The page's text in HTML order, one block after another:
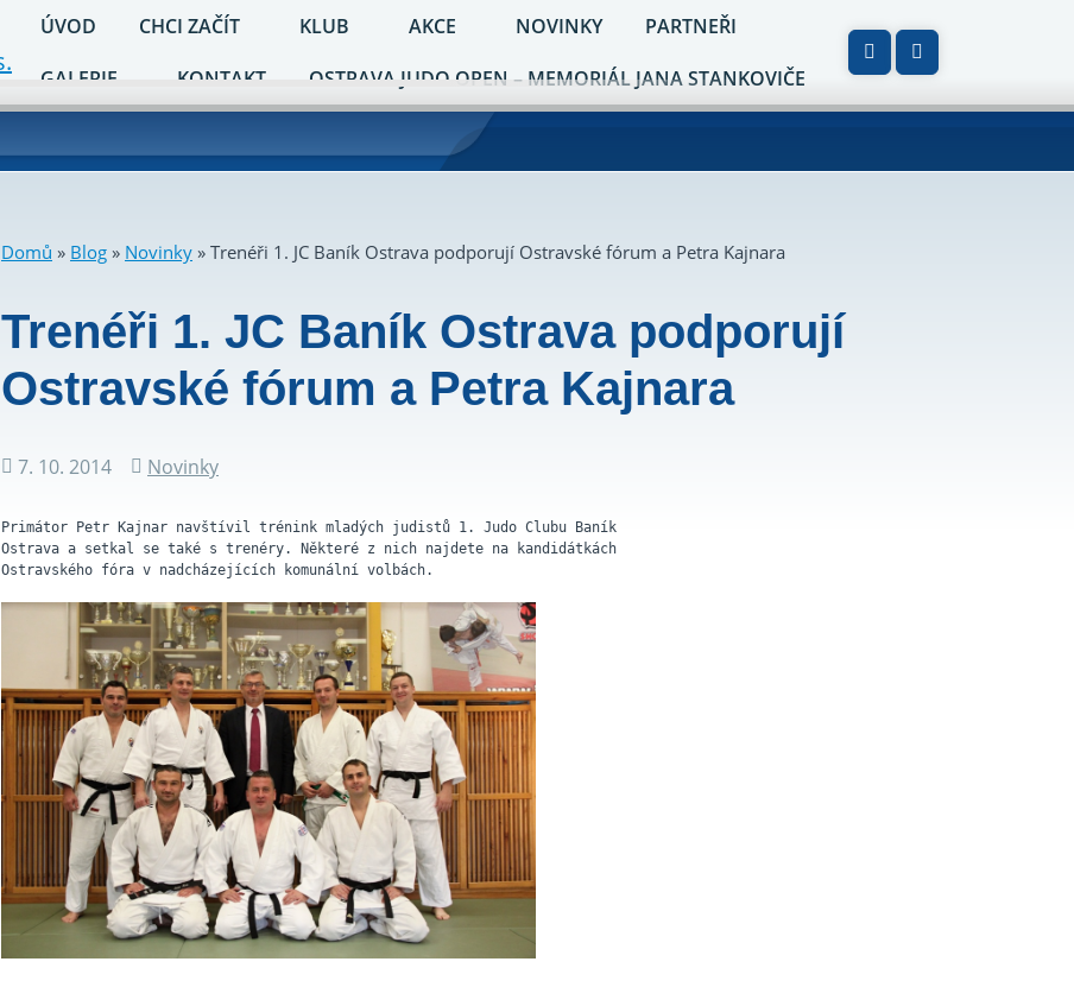
ÚVOD CHCI ZAČÍT KLUB AKCE NOVINKY
PARTNEŘI
GALERIE
KONTAKT OSTRAVA JUDO OPEN – MEMORIÁL JANA STANKOVIČE
Domů » Blog » Novinky » Trenéři 1. JC Baník Ostrava podporují Ostravské fórum a Petra Kajnara
Trenéři 1. JC Baník Ostrava podporují
Ostravské fórum a Petra Kajnara
Datum
7. 10. 2014 Rubriky
Novinky
Primátor Petr Kajnar navštívil trénink mladých judistů 1. Judo Clubu Baník
Ostrava a setkal se také s trenéry. Některé z nich najdete na kandidátkách
Ostravského fóra v nadcházejících komunální volbách.